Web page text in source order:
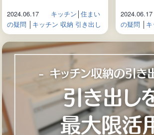
2024.06.17 キッチン │ 住まい
の疑問 │ キッチン 収納 引き出し
2024.06.17
の疑問 │